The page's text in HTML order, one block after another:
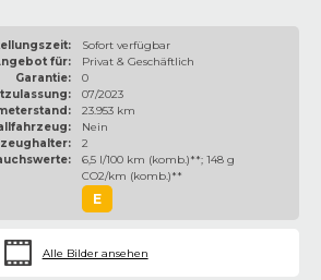
Sofort verfügbar
für:
Privat & Geschäftlich
Garantie:
0
07/2023
23.953 km
Nein
2
6,5 l/100 km (komb.)**; 148 g
CO2/km (komb.)**
E
Alle Bilder ansehen